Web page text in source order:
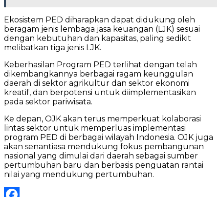
Ekosistem PED diharapkan dapat didukung oleh
beragam jenis lembaga jasa keuangan (LJK) sesuai
dengan kebutuhan dan kapasitas, paling sedikit
melibatkan tiga jenis LJK.
Keberhasilan Program PED terlihat dengan telah
dikembangkannya berbagai ragam keunggulan
daerah di sektor agrikultur dan sektor ekonomi
kreatif, dan berpotensi untuk diimplementasikan
pada sektor pariwisata.
Ke depan, OJK akan terus memperkuat kolaborasi
lintas sektor untuk memperluas implementasi
program PED di berbagai wilayah Indonesia. OJK juga
akan senantiasa mendukung fokus pembangunan
nasional yang dimulai dari daerah sebagai sumber
pertumbuhan baru dan berbasis penguatan rantai
nilai yang mendukung pertumbuhan.